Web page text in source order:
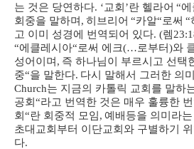
는 것은 당연하다. ‘교회 ’란 헬라어 “
회중을 말하며 , 히브리어 “카알“로써 “
고 이미 성경에 번역되어 있다. (렘
“에클레시아“로써 에크(…로부터)와
성어이며 , 즉 하나님이 부르시고 선택
중“을 말한다. 다시 말해서 그러한 의
Church는 지금의 카톨릭 교회를 말하
공회 “라고 번역한 것은 매우 훌륭한
회 “란 회중적 모임, 예배등을 의미라
초대교회부터 이단교회와 구별하기
다.